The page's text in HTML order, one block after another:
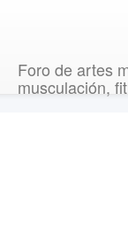
Foro de artes
musculación,